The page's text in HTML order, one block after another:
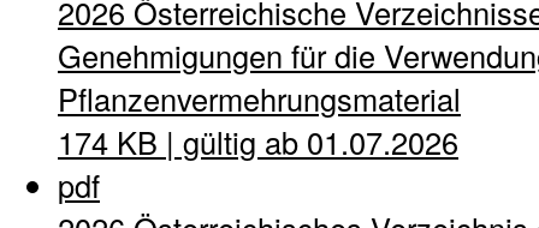
2026 Österreichische
Genehmigungen für die
Pflanzenvermehrungsmaterial
174 KB | gültig ab 01.07.2026
pdf